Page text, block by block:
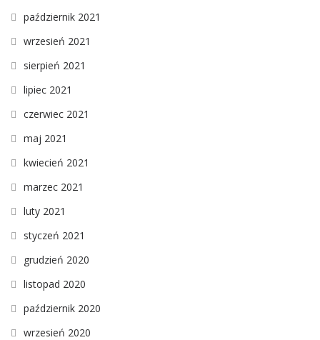
październik 2021
wrzesień 2021
sierpień 2021
lipiec 2021
czerwiec 2021
maj 2021
kwiecień 2021
marzec 2021
luty 2021
styczeń 2021
grudzień 2020
listopad 2020
październik 2020
wrzesień 2020